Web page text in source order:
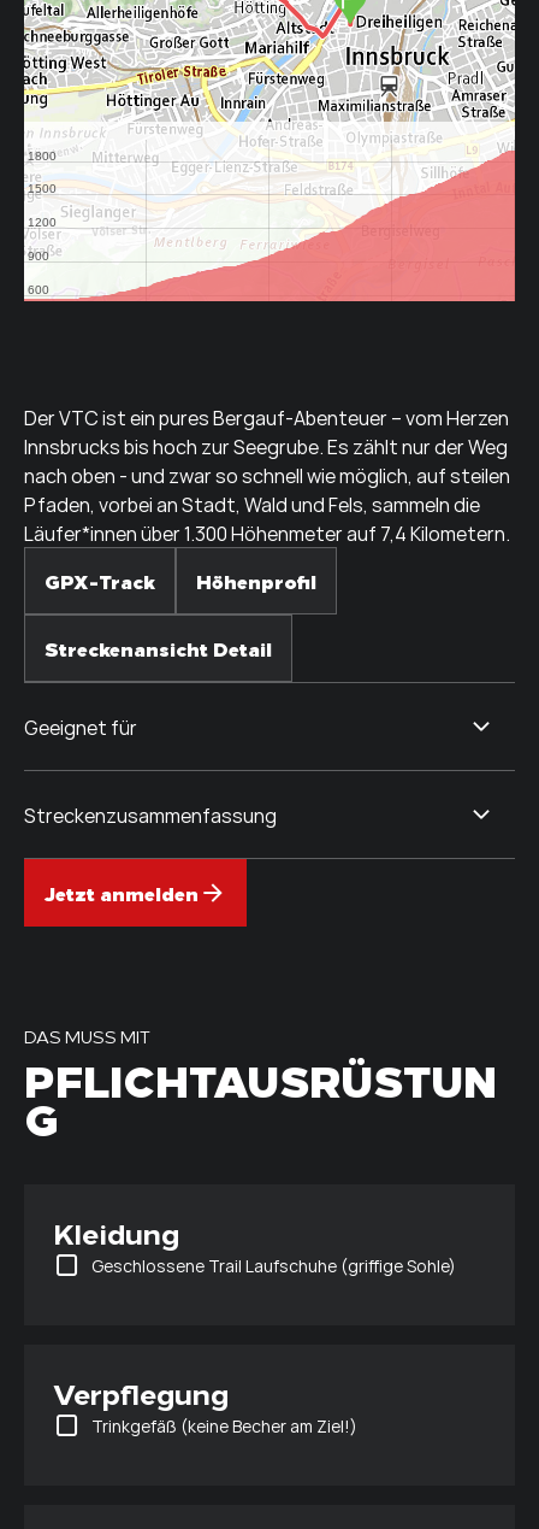
Der VTC ist ein pures Bergauf-Abenteuer – vom Herzen
Innsbrucks bis hoch zur Seegrube. Es zählt nur der Weg
nach oben - und zwar so schnell wie möglich, auf steilen
Pfaden, vorbei an Stadt, Wald und Fels, sammeln die
Läufer*innen über 1.300 Höhenmeter auf 7,4 Kilometern.
GPX-Track Höhenprofil
Streckenansicht Detail
Geeignet für
Streckenzusammenfassung
Jetzt anmelden
DAS MUSS MIT
PFLICHTAUSRÜSTUN
G
Kleidung
Geschlossene Trail Laufschuhe (griffige Sohle)
Verpflegung
Trinkgefäß (keine Becher am Ziel!)